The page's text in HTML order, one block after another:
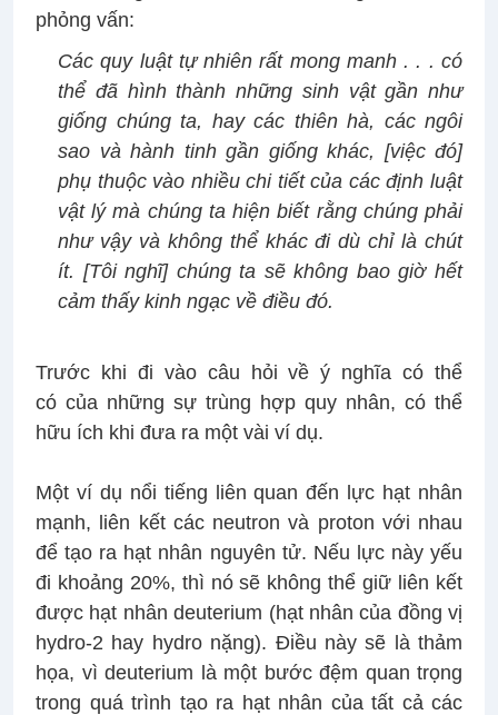
phỏng vấn:
Các quy luật tự nhiên rất mong manh . . . có
thể đã hình thành những sinh vật gần như
giống chúng ta, hay các thiên hà, các ngôi
sao và hành tinh gần giống khác, [việc đó]
phụ thuộc vào nhiều chi tiết của các định luật
vật lý mà chúng ta hiện biết rằng chúng phải
như vậy và không thể khác đi dù chỉ là chút
ít. [Tôi nghĩ] chúng ta sẽ không bao giờ hết
cảm thấy kinh ngạc về điều đó.
Trước khi đi vào câu hỏi về ý nghĩa có thể
có của những sự trùng hợp quy nhân, có thể
hữu ích khi đưa ra một vài ví dụ.
Một ví dụ nổi tiếng liên quan đến lực hạt nhân
mạnh, liên kết các neutron và proton với nhau
để tạo ra hạt nhân nguyên tử. Nếu lực này yếu
đi khoảng 20%, thì nó sẽ không thể giữ liên kết
được hạt nhân deuterium (hạt nhân của đồng vị
hydro-2 hay hydro nặng). Điều này sẽ là thảm
họa, vì deuterium là một bước đệm quan trọng
trong quá trình tạo ra hạt nhân của tất cả các